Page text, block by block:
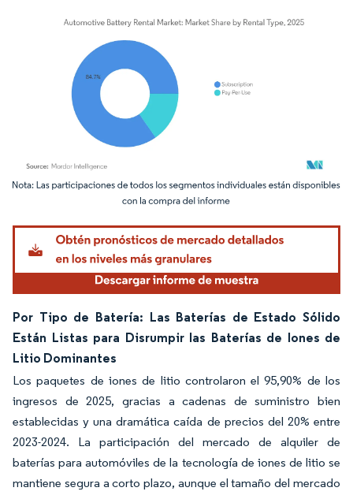
Imagen © Mordor Intelligence. El uso requiere atribución según CC BY 4.0.
Por Tipo de Batería: Las Baterías de Estado Sólido
Están Listas para Disrumpir las Baterías de Iones de
Litio Dominantes
Los paquetes de iones de litio controlaron el 95,90% de los
ingresos de 2025, gracias a cadenas de suministro bien
establecidas y una dramática caída de precios del 20% entre
2023-2024. La participación del mercado de alquiler de
baterías para automóviles de la tecnología de iones de litio se
mantiene segura a corto plazo, aunque el tamaño del mercado